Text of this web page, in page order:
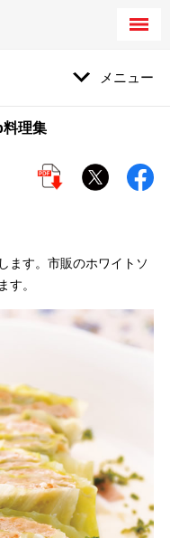
メニュー
料理集
ます。市販のホワイトソ
す。